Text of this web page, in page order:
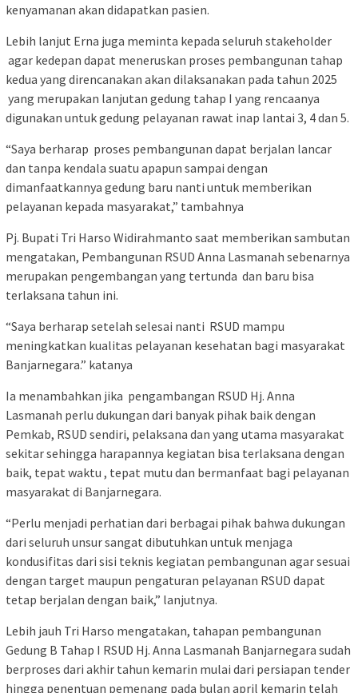
kenyamanan akan didapatkan pasien.
Lebih lanjut Erna juga meminta kepada seluruh stakeholder
agar kedepan dapat meneruskan proses pembangunan tahap
kedua yang direncanakan akan dilaksanakan pada tahun 2025
yang merupakan lanjutan gedung tahap I yang rencaanya
digunakan untuk gedung pelayanan rawat inap lantai 3, 4 dan 5.
“Saya berharap proses pembangunan dapat berjalan lancar
dan tanpa kendala suatu apapun sampai dengan
dimanfaatkannya gedung baru nanti untuk memberikan
pelayanan kepada masyarakat,” tambahnya
Pj. Bupati Tri Harso Widirahmanto saat memberikan sambutan
mengatakan, Pembangunan RSUD Anna Lasmanah sebenarnya
merupakan pengembangan yang tertunda dan baru bisa
terlaksana tahun ini.
“Saya berharap setelah selesai nanti RSUD mampu
meningkatkan kualitas pelayanan kesehatan bagi masyarakat
Banjarnegara.” katanya
Ia menambahkan jika pengambangan RSUD Hj. Anna
Lasmanah perlu dukungan dari banyak pihak baik dengan
Pemkab, RSUD sendiri, pelaksana dan yang utama masyarakat
sekitar sehingga harapannya kegiatan bisa terlaksana dengan
baik, tepat waktu , tepat mutu dan bermanfaat bagi pelayanan
masyarakat di Banjarnegara.
“Perlu menjadi perhatian dari berbagai pihak bahwa dukungan
dari seluruh unsur sangat dibutuhkan untuk menjaga
kondusifitas dari sisi teknis kegiatan pembangunan agar sesuai
dengan target maupun pengaturan pelayanan RSUD dapat
tetap berjalan dengan baik,” lanjutnya.
Lebih jauh Tri Harso mengatakan, tahapan pembangunan
Gedung B Tahap I RSUD Hj. Anna Lasmanah Banjarnegara sudah
berproses dari akhir tahun kemarin mulai dari persiapan tender
hingga penentuan pemenang pada bulan april kemarin telah